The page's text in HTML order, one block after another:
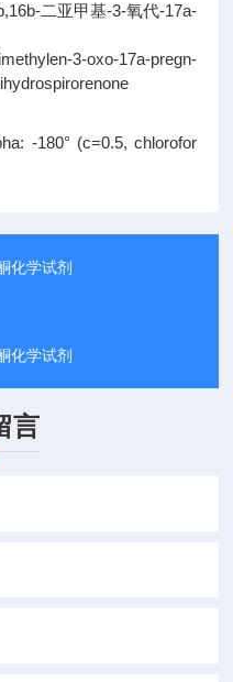
二亚甲基-3-氧代-17a-
3-oxo-17a-pregn-
-180° (c=0.5, chlorofor
化学试剂
化学试剂
言